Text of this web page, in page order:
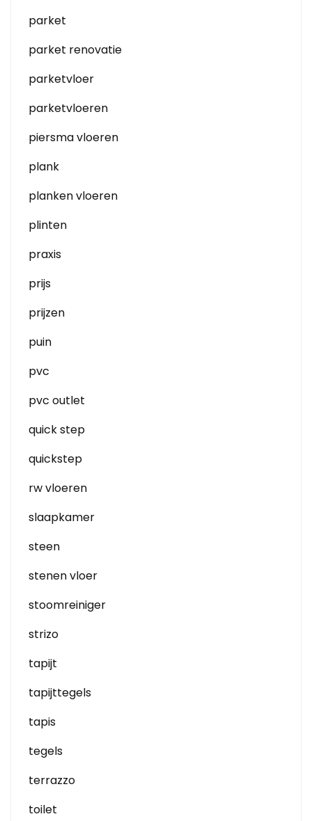
parket
parket renovatie
parketvloer
parketvloeren
piersma vloeren
plank
planken vloeren
plinten
praxis
prijs
prijzen
puin
pvc
pvc outlet
quick step
quickstep
rw vloeren
slaapkamer
steen
stenen vloer
stoomreiniger
strizo
tapijt
tapijttegels
tapis
tegels
terrazzo
toilet